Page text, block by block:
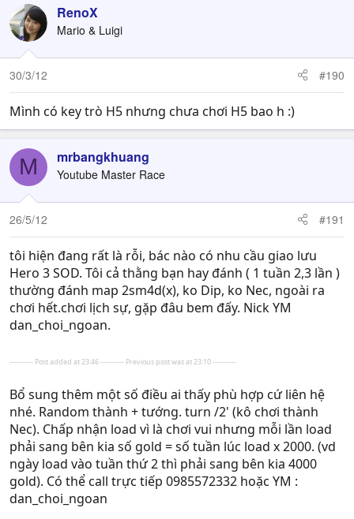
RenoX
Mario & Luigi
30/3/12 #190
Mình có key trò H5 nhưng chưa chơi H5 bao h :)
M mrbangkhuang
Youtube Master Race
26/5/12 #191
tôi hiện đang rất là rỗi, bác nào có nhu cầu giao lưu
Hero 3 SOD. Tôi cả thằng bạn hay đánh ( 1 tuần 2,3 lần )
thường đánh map 2sm4d(x), ko Dip, ko Nec, ngoài ra
chơi hết.chơi lịch sự, gặp đâu bem đấy. Nick YM
dan_choi_ngoan.
---------- Post added at 23:46 ---------- Previous post was at 23:10 ----------
Bổ sung thêm một số điều ai thấy phù hợp cứ liên hệ
nhé. Random thành + tướng. turn /2' (kô chơi thành
Nec). Chấp nhận load vì là chơi vui nhưng mỗi lần load
phải sang bên kia số gold = số tuần lúc load x 2000. (vd
ngày load vào tuần thứ 2 thì phải sang bên kia 4000
gold). Có thể call trực tiếp 0985572332 hoặc YM :
dan_choi_ngoan